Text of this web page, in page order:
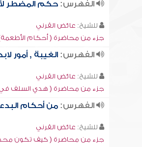
الفهرس:حكم المضطر
للشيخ: عائض القرني
جزء من محاضرة ( أحكام
الفهرس:الغيبة , أمور
للشيخ: عائض القرني
جزء من محاضرة ( هدي السلف
الفهرس:من أحكام
للشيخ: عائض القرني
جزء من محاضرة ( كيف تكون